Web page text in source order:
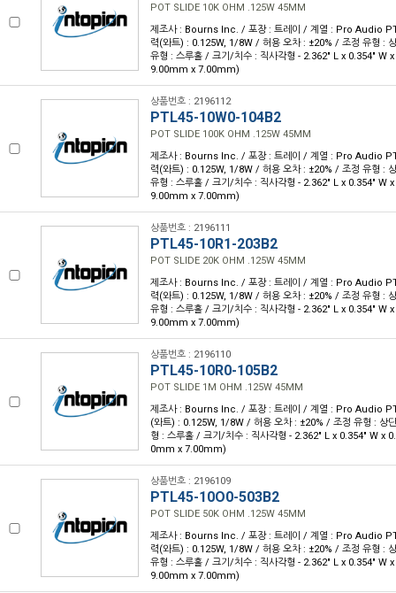
POT SLIDE 10K OHM .125W 45MM
제조사 : Bourns Inc. / 포장 : 트레이 / 계열 : Pro Audio
력(와트) : 0.125W, 1/8W / 허용 오차 : ±20% / 조정 유형 :
유형 : 스루홀 / 크기/치수 : 직사각형 - 2.362" L x 0.354" W
9.00mm x 7.00mm)
상품번호 : 2196112
PTL45-10W0-104B2
POT SLIDE 100K OHM .125W 45MM
제조사 : Bourns Inc. / 포장 : 트레이 / 계열 : Pro Audio
력(와트) : 0.125W, 1/8W / 허용 오차 : ±20% / 조정 유형 :
유형 : 스루홀 / 크기/치수 : 직사각형 - 2.362" L x 0.354" W
9.00mm x 7.00mm)
상품번호 : 2196111
PTL45-10R1-203B2
POT SLIDE 20K OHM .125W 45MM
제조사 : Bourns Inc. / 포장 : 트레이 / 계열 : Pro Audio
력(와트) : 0.125W, 1/8W / 허용 오차 : ±20% / 조정 유형 :
유형 : 스루홀 / 크기/치수 : 직사각형 - 2.362" L x 0.354" W
9.00mm x 7.00mm)
상품번호 : 2196110
PTL45-10R0-105B2
POT SLIDE 1M OHM .125W 45MM
제조사 : Bourns Inc. / 포장 : 트레이 / 계열 : Pro Audio
(와트) : 0.125W, 1/8W / 허용 오차 : ±20% / 조정 유형 : 상
형 : 스루홀 / 크기/치수 : 직사각형 - 2.362" L x 0.354" W x
0mm x 7.00mm)
상품번호 : 2196109
PTL45-10O0-503B2
POT SLIDE 50K OHM .125W 45MM
제조사 : Bourns Inc. / 포장 : 트레이 / 계열 : Pro Audio
력(와트) : 0.125W, 1/8W / 허용 오차 : ±20% / 조정 유형 :
유형 : 스루홀 / 크기/치수 : 직사각형 - 2.362" L x 0.354" W
9.00mm x 7.00mm)